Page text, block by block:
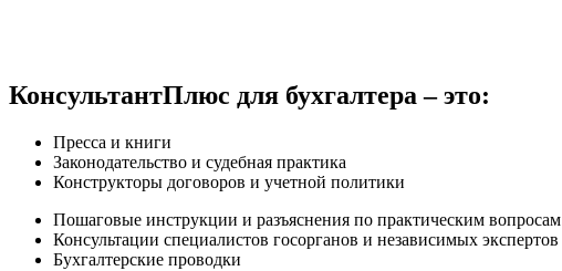
КонсультантПлюс для бухгалтера – это:
Пресса и книги
Законодательство и судебная практика
Конструкторы договоров и учетной политики
Пошаговые инструкции и разъяснения по практическим вопросам
Консультации специалистов госорганов и независимых экспертов
Бухгалтерские проводки